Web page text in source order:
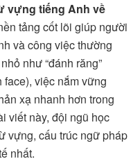
vựng tiếng Anh về
tảng cốt lõi giúp người
và công việc thường
như “đánh răng”
face), việc nắm vững
xạ nhanh hơn trong
viết này, đội ngũ học
vựng, cấu trúc ngữ pháp
nhất.